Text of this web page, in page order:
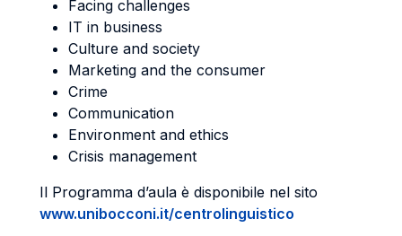
Facing challenges
IT in business
Culture and society
Marketing and the consumer
Crime
Communication
Environment and ethics
Crisis management
Il Programma d’aula è disponibile nel sito
www.unibocconi.it/centrolinguistico